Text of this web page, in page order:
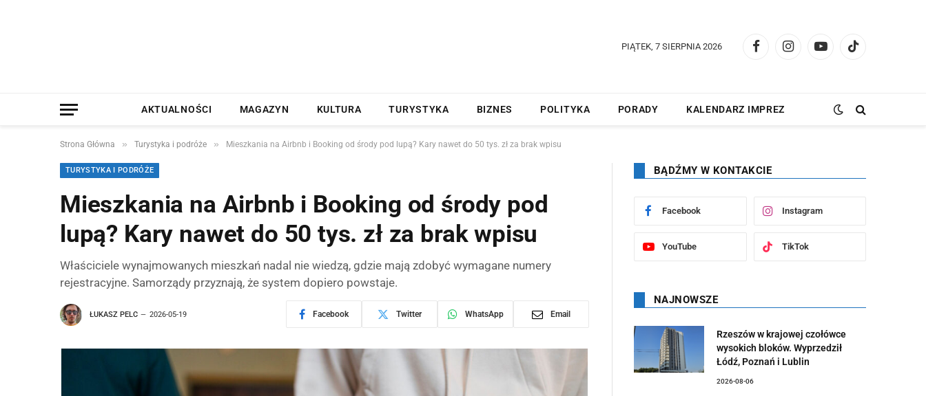
PIĄTEK, 7 SIERPNIA 2026
FacebookInstagramYouTubeTikTok
AKTUALNOŚCI MAGAZYN KULTURA TURYSTYKA BIZNES POLITYKA PORADY KALENDARZ IMPREZ
Strona Główna » Turystyka i podróże » Mieszkania na Airbnb i Booking od środy pod lupą? Kary nawet do 50 tys. zł za brak wpisu
TURYSTYKA I PODRÓŻE
Mieszkania na Airbnb i Booking od środy pod
lupą? Kary nawet do 50 tys. zł za brak wpisu
Właściciele wynajmowanych mieszkań nadal nie wiedzą, gdzie mają zdobyć wymagane numery
rejestracyjne. Samorządy przyznają, że system dopiero powstaje.
ŁUKASZ PELC 2026-05-19 Facebook Twitter WhatsApp Email
BĄDŹMY W KONTAKCIE
Facebook Instagram
YouTube TikTok
NAJNOWSZE
Rzeszów w krajowej czołówce
wysokich bloków. Wyprzedził
Łódź, Poznań i Lublin
2026-08-06